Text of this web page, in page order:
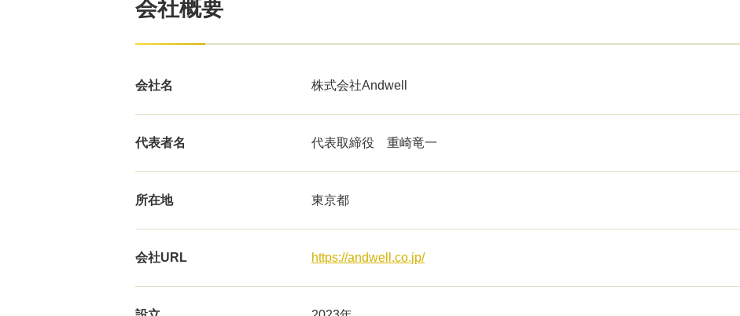
会社概要
会社名 株式会社Andwell
代表者名 代表取締役 重崎竜一
所在地 東京都
会社URL https://andwell.co.jp/